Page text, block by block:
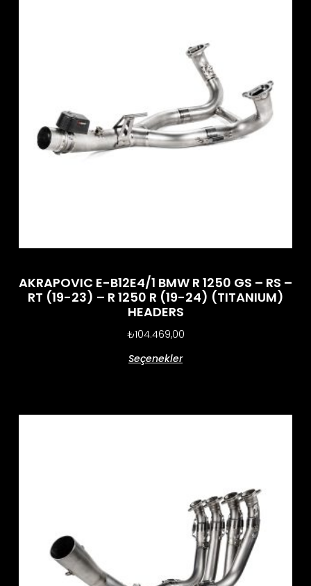
AKRAPOVIC E-B12E4/1 BMW R 1250 GS – RS –
RT (19-23) – R 1250 R (19-24) (TITANIUM)
HEADERS
₺104.469,00
Seçenekler